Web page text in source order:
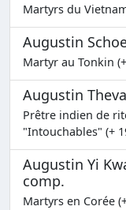
Martyrs du
Augustin
Martyr au Tonkin
Augustin
Prêtre indien de
"Intouchables" (+
Augustin Yi
comp.
Martyrs en Corée